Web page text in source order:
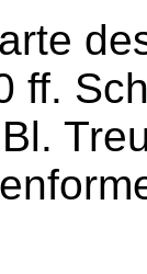
ff.